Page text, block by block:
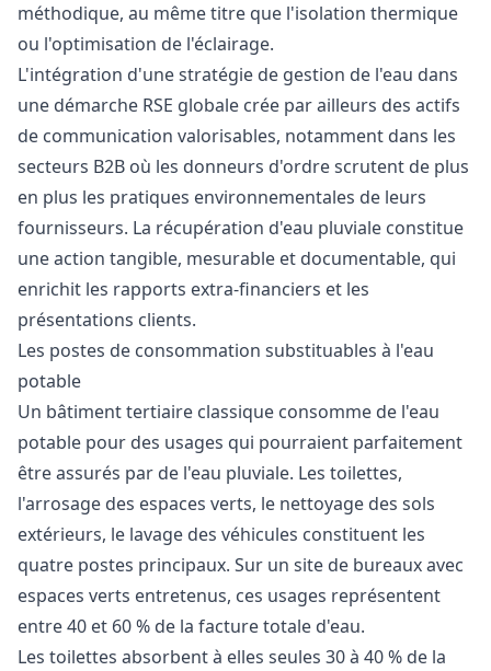
méthodique, au même titre que l'isolation thermique
ou l'optimisation de l'éclairage.
L'intégration d'une stratégie de gestion de l'eau dans
une démarche RSE globale crée par ailleurs des actifs
de communication valorisables, notamment dans les
secteurs B2B où les donneurs d'ordre scrutent de plus
en plus les pratiques environnementales de leurs
fournisseurs. La récupération d'eau pluviale constitue
une action tangible, mesurable et documentable, qui
enrichit les rapports extra-financiers et les
présentations clients.
Les postes de consommation substituables à l'eau
potable
Un bâtiment tertiaire classique consomme de l'eau
potable pour des usages qui pourraient parfaitement
être assurés par de l'eau pluviale. Les toilettes,
l'arrosage des espaces verts, le nettoyage des sols
extérieurs, le lavage des véhicules constituent les
quatre postes principaux. Sur un site de bureaux avec
espaces verts entretenus, ces usages représentent
entre 40 et 60 % de la facture totale d'eau.
Les toilettes absorbent à elles seules 30 à 40 % de la